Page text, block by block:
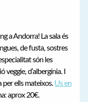
a Andorra! La sala és
de fusta, sostres
són les
d’albergínia. I
per ells mateixos. Us en
aprox 20€.